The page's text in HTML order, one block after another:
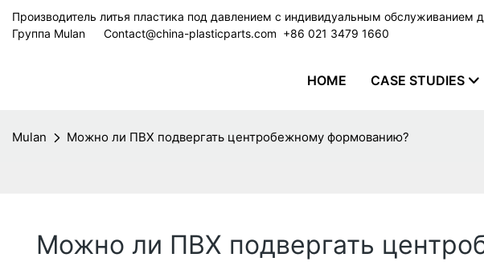
Производитель литья пластика под давлением с индивидуальным обслуживанием
Группа Mulan
Contact@china-plasticparts.com ​​​​​​​ +86 021 3479 1660
HOME CASE STUDIES
Mulan Можно ли ПВХ подвергать центробежному формованию?
Можно ли ПВХ подвергать